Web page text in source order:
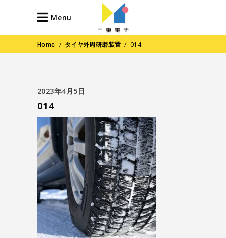
Menu
Home / タイヤ外周研磨装置 / 014
2023年4月5日
014